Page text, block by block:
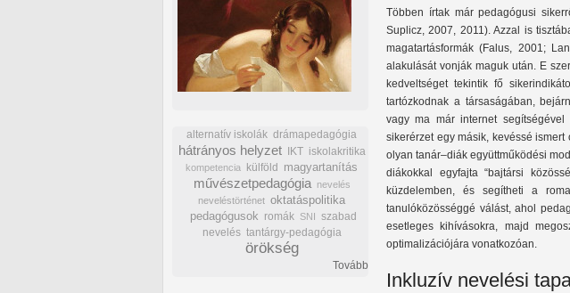
Többen írtak már pedagógusi
Suplicz, 2007, 2011). Azzal is
magatartásformák (Falus, 2001;
alakulását vonják maguk után. E
kedveltséget tekintik fő
tartózkodnak a társaságában,
vagy ma már internet
sikerérzet egy másik, kevéssé
olyan tanár–diák együttműködési
diákokkal egyfajta “bajtársi
küzdelemben, és segítheti a
tanulóközösséggé válást, ahol
esetleges kihívásokra, majd
optimalizációjára vonatkozóan.
Inkluzív nevelési
alternatív iskolák drámapedagógia
hátrányos helyzet IKT iskolakritika
kompetencia külföld magyartanítás
művészetpedagógia
nevelés
neveléstörténet oktatáspolitika
pedagógusok romák SNI szabad
nevelés tantárgy-pedagógia
örökség
Tovább